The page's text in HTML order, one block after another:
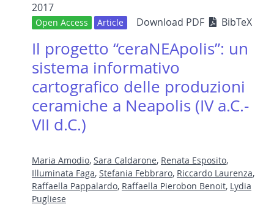
2017
Open Access Article Download PDF BibTeX
Il progetto “ceraNEApolis”: un
sistema informativo
cartografico delle produzioni
ceramiche a Neapolis (IV a.C.-
VII d.C.)
Maria Amodio, Sara Caldarone, Renata Esposito,
Illuminata Faga, Stefania Febbraro, Riccardo Laurenza,
Raffaella Pappalardo, Raffaella Pierobon Benoit, Lydia
Pugliese